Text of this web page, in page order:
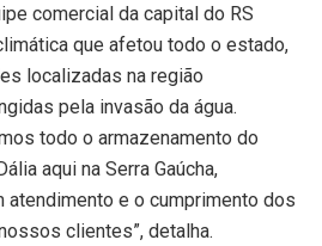
comercial da capital do RS
que afetou todo o estado,
localizadas na região
pela invasão da água.
todo o armazenamento do
aqui na Serra Gaúcha,
atendimento e o cumprimento dos
clientes”, detalha.